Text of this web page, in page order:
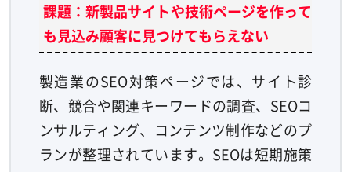
課題：新製品サイトや技術ページを作って
も見込み顧客に見つけてもらえない
製造業のSEO対策ページでは、サイト診
断、競合や関連キーワードの調査、SEOコ
ンサルティング、コンテンツ制作などのプ
ランが整理されています。SEOは短期施策